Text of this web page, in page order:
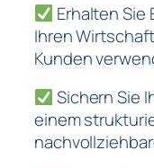
Erhalten Sie
Ihren
Kunden
Sichern Sie
einem